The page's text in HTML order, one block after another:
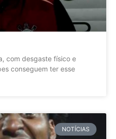
com desgaste físico e
conseguem ter esse
NOTÍCIAS